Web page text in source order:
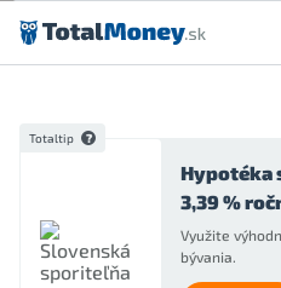
Preskočiť na obsah
Totaltip
Hypotéka
3,39 %
Využite
bývania.